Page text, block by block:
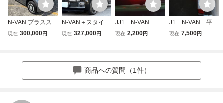
N-VAN プラススタ
イル ファン・ホン
現在 300,000円
N-VAN＋スタイル
ファン・ホンダセ
ブレーキ アクセル
踏み間違い防止 車
現在 327,000円
JJ1 N-VAN 平
成31年 十スタイ
プランプ 1144-2
40 2455
現在 2,200円
J1 N-VAN 平成
31年 十スタイル
現在 7,500円
商品への質問（1件）